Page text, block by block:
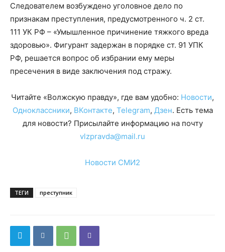
Следователем возбуждено уголовное дело по
признакам преступления, предусмотренного ч. 2 ст.
111 УК РФ – «Умышленное причинение тяжкого вреда
здоровью». Фигурант задержан в порядке ст. 91 УПК
РФ, решается вопрос об избрании ему меры
пресечения в виде заключения под стражу.
Читайте «Волжскую правду», где вам удобно: Новости,
Одноклассники, ВКонтакте, Telegram, Дзен. Есть тема
для новости? Присылайте информацию на почту
vlzpravda@mail.ru
Новости СМИ2
ТЕГИ преступник